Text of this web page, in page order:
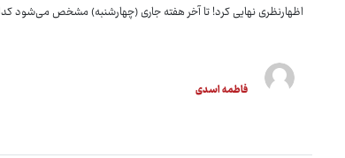
اظهارنظری نهایی کرد! تا آخر هفته جاری (چهارشنبه) مشخص می‌شود
فاطمه اسدی